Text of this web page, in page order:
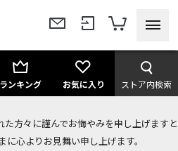
ランキング お気に入り ストア内検索
方々に謹んでお悔やみを申し上げますと
に心よりお見舞い申し上げます。
クーポンプレゼント！